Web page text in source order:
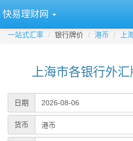
快易理财网
一站式汇率 银行牌价 港币 上
上海市各银行外
日期
货币